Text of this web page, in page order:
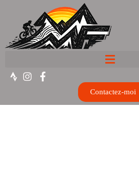
Contactez-moi